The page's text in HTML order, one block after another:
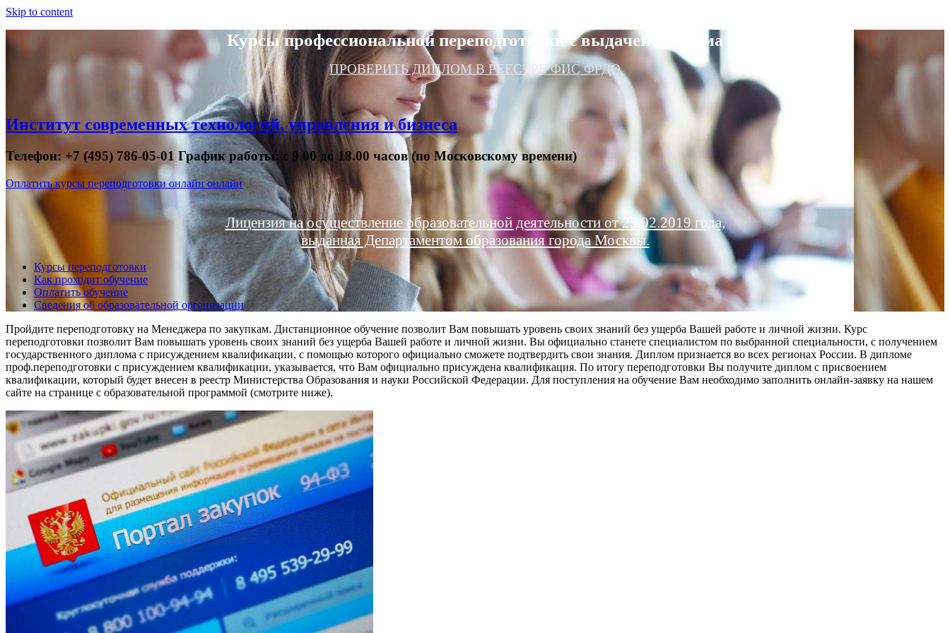
Skip to content
Курсы профессиональной переподготовки с выдачей диплома
ПРОВЕРИТЬ ДИПЛОМ В РЕЕСТРЕ ФИС ФРДО
Институт современных технологий, управления и бизнеса
Телефон: +7 (495) 786-05-01 График работы: с 9.00 до 18.00 часов (по Московскому времени)
Оплатить курсы переподготовки онлайн онлайн
Лицензия на осуществление образовательной деятельности от 25.02.2019 года,
выданная Департаментом образования города Москвы.
Курсы переподготовки
Как проходит обучение
Оплатить обучение
Сведения об образовательной организации
Пройдите переподготовку на Менеджера по закупкам. Дистанционное обучение позволит Вам повышать уровень своих знаний без ущерба Вашей работе и личной жизни. Курс
переподготовки позволит Вам повышать уровень своих знаний без ущерба Вашей работе и личной жизни. Вы официально станете специалистом по выбранной специальности, с получением
государственного диплома с присуждением квалификации, с помощью которого официально сможете подтвердить свои знания. Диплом признается во всех регионах России. В дипломе
проф.переподготовки с присуждением квалификации, указывается, что Вам официально присуждена квалификация. По итогу переподготовки Вы получите диплом с присвоением
квалификации, который будет внесен в реестр Министерства Образования и науки Российской Федерации. Для поступления на обучение Вам необходимо заполнить онлайн-заявку на нашем
сайте на странице с образовательной программой (смотрите ниже).